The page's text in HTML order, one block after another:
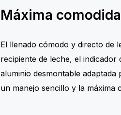
Máxima
El llenado cómodo y directo de
recipiente de leche, el
aluminio desmontable
un manejo sencillo y la máxima